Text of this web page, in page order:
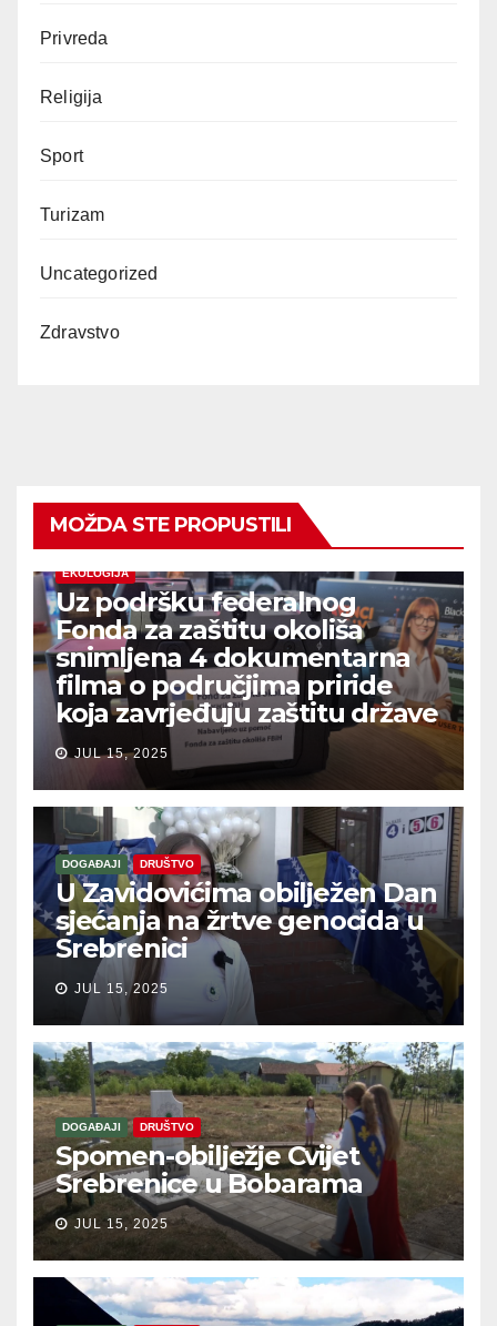
Privreda
Religija
Sport
Turizam
Uncategorized
Zdravstvo
MOŽDA STE PROPUSTILI
EKOLOGIJA
Uz podršku federalnog
Fonda za zaštitu okoliša
snimljena 4 dokumentarna
filma o područjima priride
koja zavrjeđuju zaštitu države
JUL 15, 2025
DOGAĐAJI DRUŠTVO
U Zavidovićima obilježen Dan
sjećanja na žrtve genocida u
Srebrenici
JUL 15, 2025
DOGAĐAJI DRUŠTVO
Spomen-obilježje Cvijet
Srebrenice u Bobarama
JUL 15, 2025